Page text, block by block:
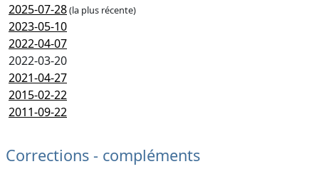
2025-07-28(la plus récente)
2023-05-10
2022-04-07
2022-03-20
2021-04-27
2015-02-22
2011-09-22
Corrections - compléments